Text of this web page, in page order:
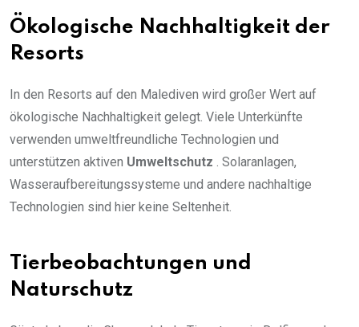
Ökologische Nachhaltigkeit der
Resorts
In den Resorts auf den Malediven wird großer Wert auf
ökologische Nachhaltigkeit gelegt. Viele Unterkünfte
verwenden umweltfreundliche Technologien und
unterstützen aktiven Umweltschutz . Solaranlagen,
Wasseraufbereitungssysteme und andere nachhaltige
Technologien sind hier keine Seltenheit.
Tierbeobachtungen und
Naturschutz